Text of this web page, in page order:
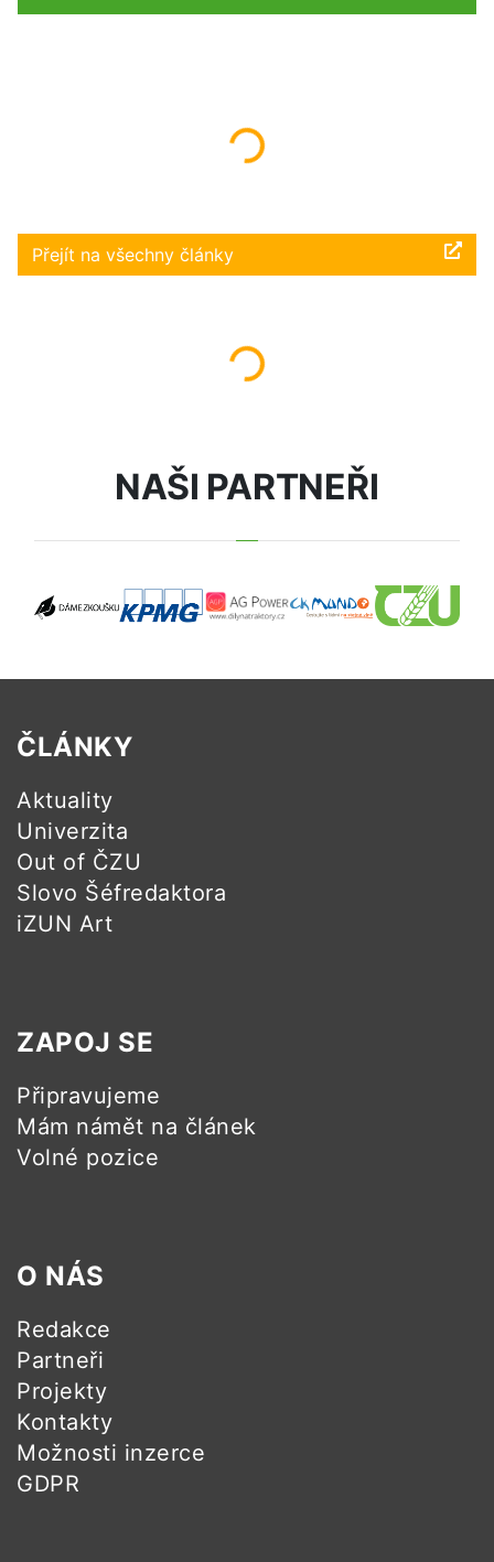
Načítám...
Přejít na všechny články
Načítám...
NAŠI PARTNEŘI
ČLÁNKY
Aktuality
Univerzita
Out of ČZU
Slovo Šéfredaktora
iZUN Art
ZAPOJ SE
Připravujeme
Mám námět na článek
Volné pozice
O NÁS
Redakce
Partneři
Projekty
Kontakty
Možnosti inzerce
GDPR